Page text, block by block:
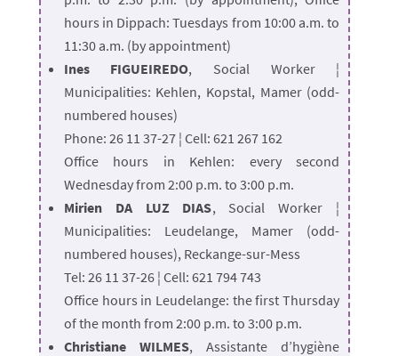
hours in Dippach: Tuesdays from 10:00 a.m. to
11:30 a.m. (by appointment)
Ines FIGUEIREDO, Social Worker ¦
Municipalities: Kehlen, Kopstal, Mamer (odd-
numbered houses)
Phone: 26 11 37-27 ¦ Cell: 621 267 162
Office hours in Kehlen: every second
Wednesday from 2:00 p.m. to 3:00 p.m.
Mirien DA LUZ DIAS, Social Worker ¦
Municipalities: Leudelange, Mamer (odd-
numbered houses), Reckange-sur-Mess
Tel: 26 11 37-26 ¦ Cell: 621 794 743
Office hours in Leudelange: the first Thursday
of the month from 2:00 p.m. to 3:00 p.m.
Christiane WILMES, Assistante d’hygiène